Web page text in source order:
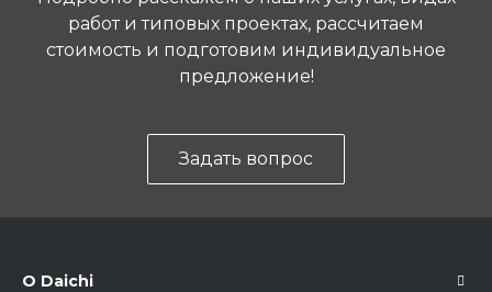
работ и типовых проектах, рассчитаем
стоимость и подготовим индивидуальное
предложение!
Задать вопрос
О Daichi